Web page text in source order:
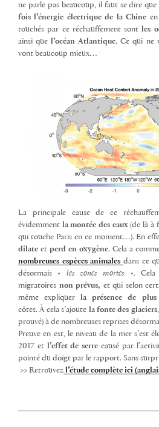
ne parle pas beaucoup, il faut se dire
fois l’énergie électrique de la Chine
touchés par ce réchauffement sontles
ainsi que l’océan Atlantique. Ce qui ne
vont beaucoup mieux…
La principale cause de ce
évidemment la montée des eaux(de là à
qui touche Paris en ce moment…). En
dilate et perd en oxygène. Cela a
nombreuses espèces animales dans ce
désormais « les zones mortes ». Cela
migratoires non prévus, et qui selon
même expliquerla présence de
côtes. À cela s’ajoute la fonte des glaciers
prouvé) à de nombreuses reprises
Preuve en est, le niveau de la mer s’est
2017 etl’effet de serre causé par
pointé du doigt par le rapport. Sans
>> Retrouvez l’étude complète ici